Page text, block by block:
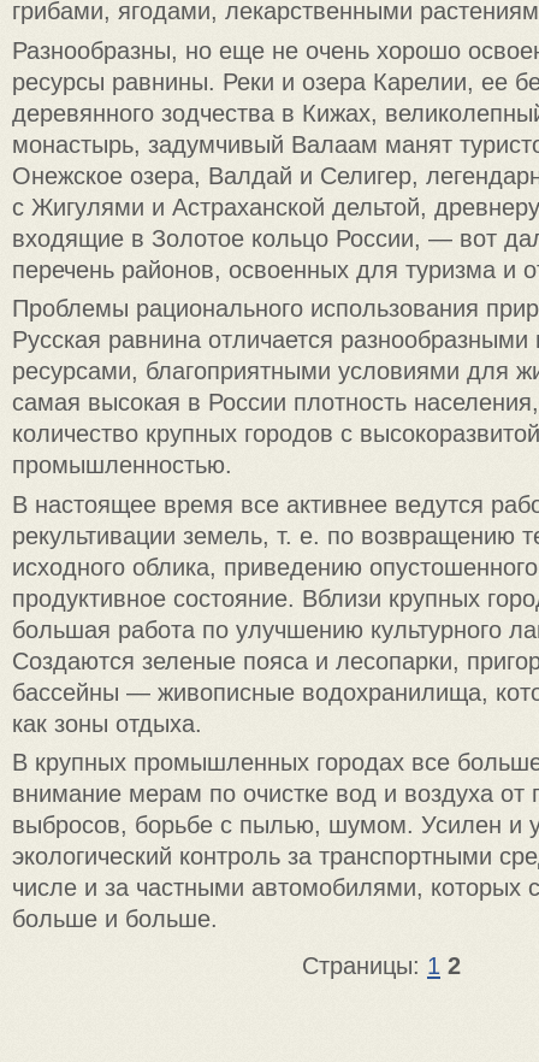
грибами, ягодами, лекарственными
Разнообразны, но еще не очень хорошо
ресурсы равнины. Реки и озера Карелии, ее
деревянного зодчества в Кижах,
монастырь, задумчивый Валаам манят
Онежское озера, Валдай и Селигер,
с Жигулями и Астраханской дельтой,
входящие в Золотое кольцо России, — вот
перечень районов, освоенных для туризма и
Проблемы рационального использования
Русская равнина отличается
ресурсами, благоприятными условиями для
самая высокая в России плотность
количество крупных городов с высокоразвитой
промышленностью.
В настоящее время все активнее ведутся
рекультивации земель, т. е. по возвращению
исходного облика, приведению
продуктивное состояние. Вблизи крупных
большая работа по улучшению культурного
Создаются зеленые пояса и лесопарки,
бассейны — живописные водохранилища,
как зоны отдыха.
В крупных промышленных городах все
внимание мерам по очистке вод и воздуха
выбросов, борьбе с пылью, шумом. Усилен и
экологический контроль за транспортными
числе и за частными автомобилями, которых
больше и больше.
Страницы: 1 2